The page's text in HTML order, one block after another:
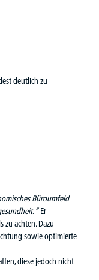
deutlich zu
Büroumfeld
Er
zu achten. Dazu
sowieoptimierte
diese jedoch nicht